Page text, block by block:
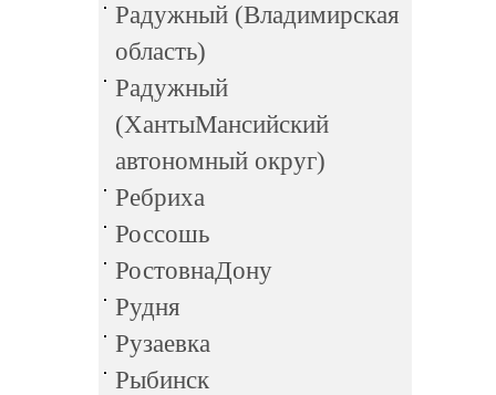
Радужный (Владимирская
область)
Радужный
(ХантыМансийский
автономный округ)
Ребриха
Россошь
РостовнаДону
Рудня
Рузаевка
Рыбинск